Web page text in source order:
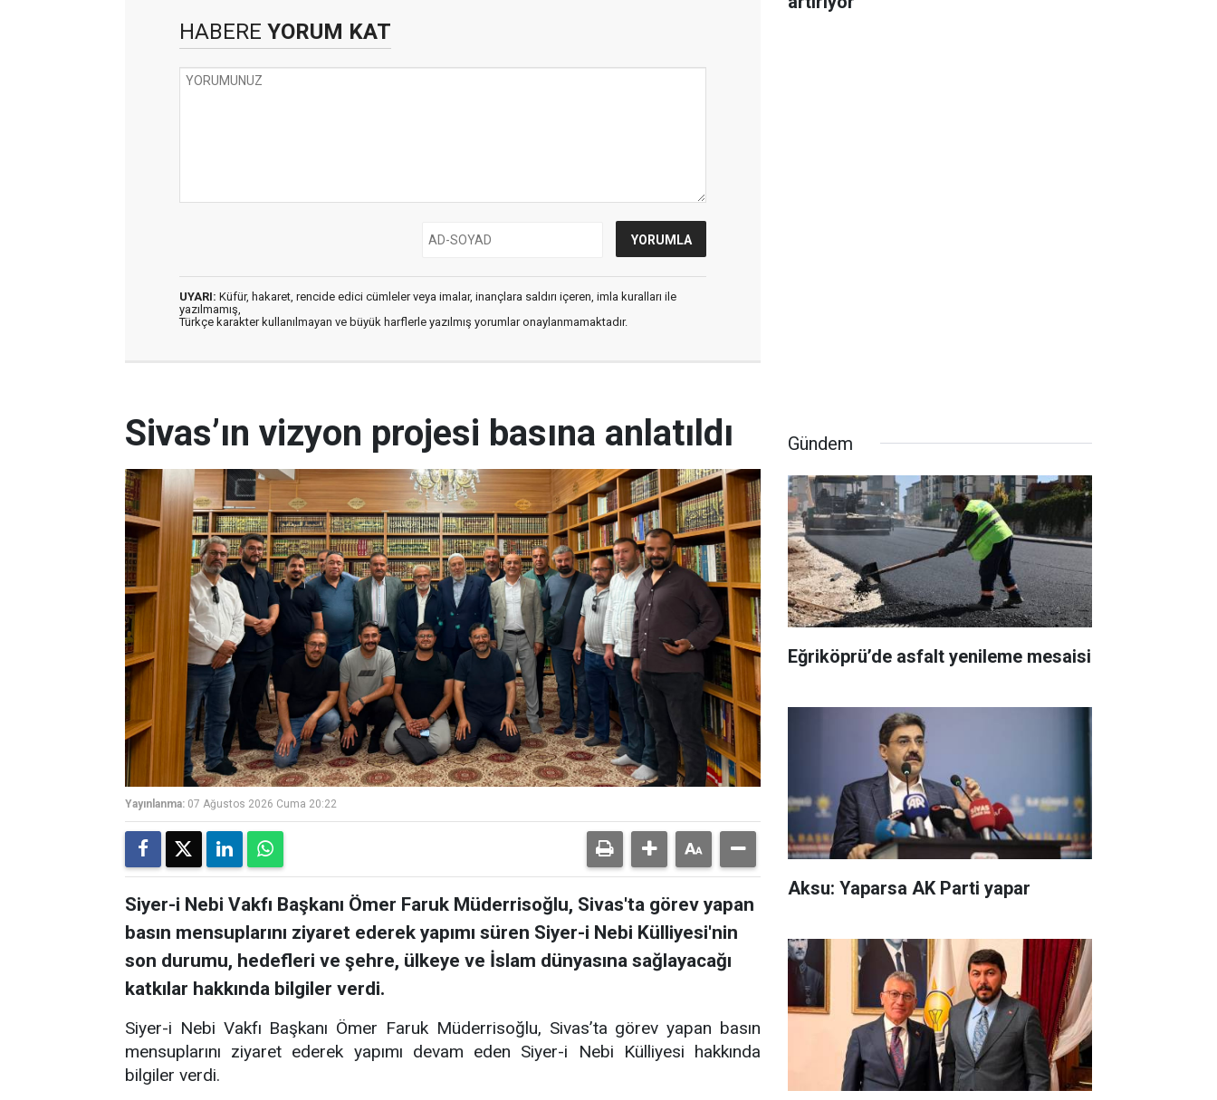
HABERE YORUM KAT
UYARI: Küfür, hakaret, rencide edici cümleler veya imalar, inançlara saldırı içeren, imla kuralları ile
yazılmamış,
Türkçe karakter kullanılmayan ve büyük harflerle yazılmış yorumlar onaylanmamaktadır.
Sivas’ın vizyon projesi basına anlatıldı
Yayınlanma: 07 Ağustos 2026 Cuma 20:22
Siyer-i Nebi Vakfı Başkanı Ömer Faruk Müderrisoğlu, Sivas'ta görev yapan
basın mensuplarını ziyaret ederek yapımı süren Siyer-i Nebi Külliyesi'nin
son durumu, hedefleri ve şehre, ülkeye ve İslam dünyasına sağlayacağı
katkılar hakkında bilgiler verdi.
Siyer-i Nebi Vakfı Başkanı Ömer Faruk Müderrisoğlu, Sivas’ta görev yapan basın
mensuplarını ziyaret ederek yapımı devam eden Siyer-i Nebi Külliyesi hakkında
bilgiler verdi.
Gündem
Eğriköprü’de asfalt yenileme mesaisi
Aksu: Yaparsa AK Parti yapar